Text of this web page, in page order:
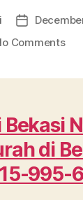
Post
Commentson
dan
di
995-